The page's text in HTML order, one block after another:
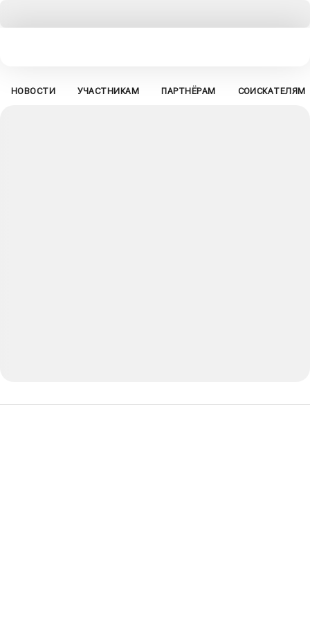
НОВОСТИ УЧАСТНИКАМ ПАРТНЁРАМ СОИСКАТЕЛЯМ